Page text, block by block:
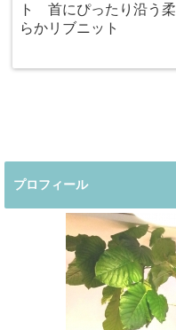
ト 首にぴったり沿う柔
らかリブニット
プロフィール